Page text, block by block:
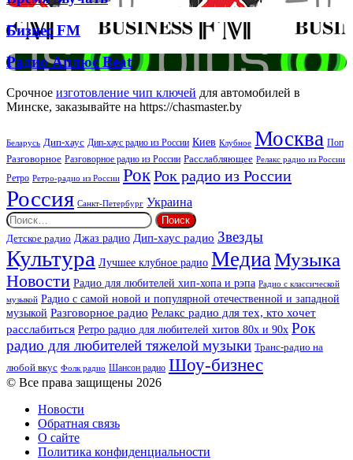
Спірс
Звучать
Бизнес
Бизнес FM
Радио
Аплюс
Beat
Радио Аплюс Beat
Срочное изготовление чип ключей для автомобилей в
Минске, заказывайте на https://chasmaster.by
Беларусь Дип-хаус Дип-хаус радио из России Киев Клубное Москва Поп
Разговорное Разговорное радио из России Расслабляющее Релакс радио из России
Ретро Ретро-радио из России РокРок радио из России
Россия Санкт-Петербург Украина
Найти:
Детское радио Джаз радио Дип-хаус радио Звезды
Культура Лучшее клубное радио МедиаМузыка
Новости Радио для любителей хип-хопа и рэпа Радио с классической
музыкой Радио с самой новой и популярной отечественной и западной
музыкой Разговорное радио Релакс радио для тех, кто хочет
расслабиться Ретро радио для любителей хитов 80х и 90х Рок
радио для любителей тяжелой музыки Транс-радио на
любой вкус Фолк радио Шансон радио Шоу-бизнес
© Все права защищены 2026
Новости
Обратная связь
О сайте
Политика конфиденциальности